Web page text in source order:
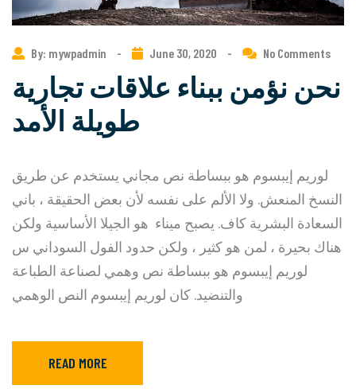
By: mywpadmin - June 30, 2020 - No Comments
نحن نؤمن ببناء علاقات تجارية
طويلة الأمد
لوريم إيبسوم هو ببساطة نص مجاني يستخدم عن طريق
النسخ المنعش. ولا الألم على نفسه لأن بعض الحقيقة ، باني
السعادة البشرية كاف. يصبح ميناء هو الجيلا الأساسية ولكن
هناك بحيرة ، لمن هو كثير ، ولكن حدود الفول السوداني س
لوريم إيبسوم هو ببساطة نص وهمي لصناعة الطباعة
والتنضيد. كان لوريم إيبسوم النص الوهمي
READ MORE